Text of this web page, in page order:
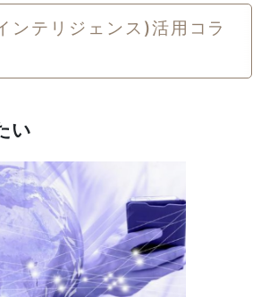
ンテリジェンス)活用コラ
い